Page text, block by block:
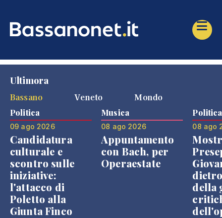
Ultimora
Bassano
Veneto Mondo
Politica
09 ago 2026
Candidatura
culturale e
scontro sulle
iniziative:
l'attacco di
Poletto alla
Giunta Finco
Musica
08 ago 2026
Appuntamento
con Bach, per
Operaestate
Politica
08 ago
della